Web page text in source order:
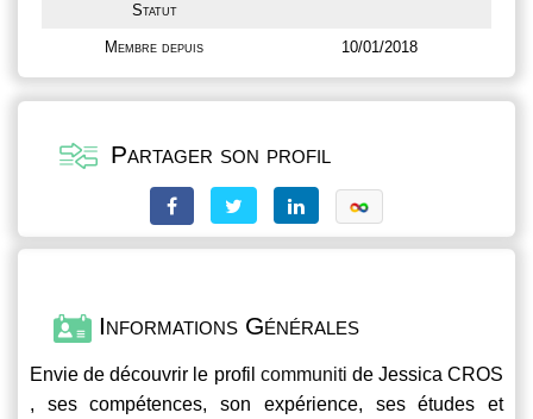
Statut
Membre depuis 10/01/2018
Partager son profil
Informations Générales
Envie de découvrir le profil communiti de Jessica CROS
, ses compétences, son expérience, ses études et